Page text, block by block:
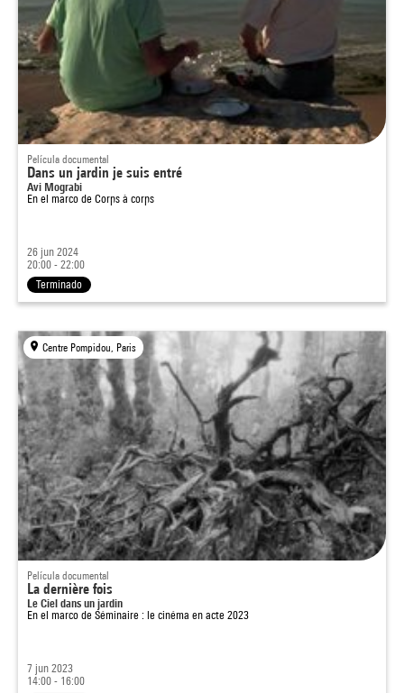
Película documental
Dans un jardin je suis entré
Avi Mograbi
En el marco de Corps à corps
26 jun 2024
20:00 - 22:00
Terminado
Centre Pompidou, Paris
Película documental
La dernière fois
Le Ciel dans un jardin
En el marco de Séminaire : le cinéma en acte 2023
7 jun 2023
14:00 - 16:00